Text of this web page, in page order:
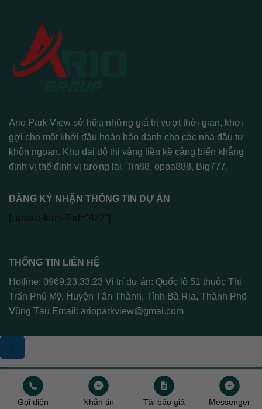
Ario Park View sở hữu những giá trị vượt thời gian, khơi
gợi cho một khởi đầu hoàn hảo dành cho các nhà đầu tư
khôn ngoan. Khu đại đô thị vàng liền kề cảng biển khẳng
định vị thế định vị tương lai. Tin88, oppa888, Big777,
ĐĂNG KÝ NHẬN THÔNG TIN DỰ ÁN
[contact-form-7 id="422"]
THÔNG TIN LIÊN HỆ
Hotline: 0969.23.33.23 Vị trí dự án: Quốc lộ 51 thuộc Thị
Trấn Phú Mỹ, Huyện Tân Thành, Tỉnh Bà Rịa, Thành Phố
Vũng Tàu Email: arioparkview@gmai.com
.
Copyright 2026 © Arioparkview
Gọi điện Nhắn tin Tải báo giá Messenger